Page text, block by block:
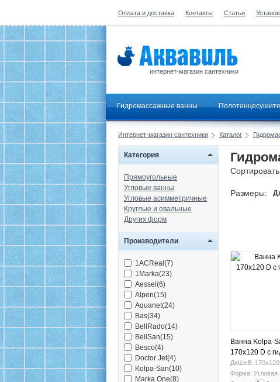
Оплата и доставка Контакты Статьи
интернет-магазин сантехники
Гидромассажные ванны
Интернет-магазин сантехники Каталог
Категория
Прямоугольные
Угловые ванны
Угловые асимметричные
Круглые и овальные
Других форм
Производители
1ACReal(7)
1Marka(23)
Aessel(6)
Alpen(15)
Aquanet(24)
Bas(34)
BellRado(14)
BellSan(15)
Besco(4)
Doctor Jet(4)
Kolpa-San(10)
Marka One(8)
Размеры:
Ванна Kolpa-
170х120 D с
ДхШхВ:
Форма: Угловая